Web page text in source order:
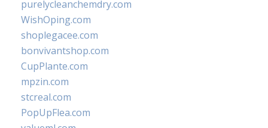
purelycleanchemdry.com
WishOping.com
shoplegacee.com
bonvivantshop.com
CupPlante.com
mpzin.com
stcreal.com
PopUpFlea.com